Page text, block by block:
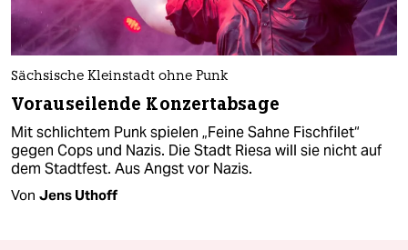
Sächsische Kleinstadt ohne Punk
Vorauseilende Konzertabsage
Mit schlichtem Punk spielen „Feine Sahne Fischfilet“
gegen Cops und Nazis. Die Stadt Riesa will sie nicht auf
dem Stadtfest. Aus Angst vor Nazis.
Von Jens Uthoff